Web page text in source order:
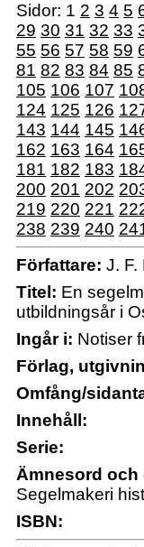
Sidor: 1 2 3 4 5
29 30 31 32 33
55 56 57 58 59
81 82 83 84 85
105 106 107
124 125 126
143 144 145
162 163 164
181 182 183
200 201 202
219 220 221
238 239 240
Författare: J. F.
Titel: En
utbildningsår i
Ingår i: Notiser
Förlag,
Omfång/
Innehåll:
Serie:
Ämnesord och
Segelmakeri
ISBN: